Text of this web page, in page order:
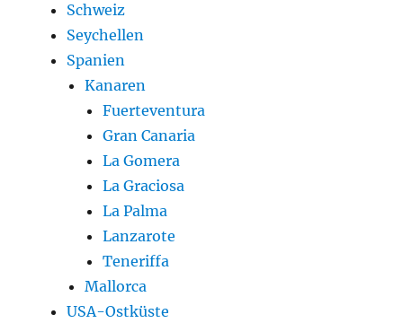
Schweiz
Seychellen
Spanien
Kanaren
Fuerteventura
Gran Canaria
La Gomera
La Graciosa
La Palma
Lanzarote
Teneriffa
Mallorca
USA-Ostküste